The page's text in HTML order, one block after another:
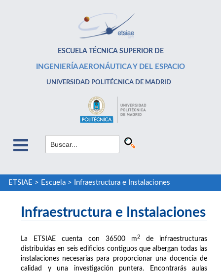
ESCUELA TÉCNICA SUPERIOR DE
INGENIERÍA AERONÁUTICA Y DEL ESPACIO
UNIVERSIDAD POLITÉCNICA DE MADRID
ETSIAE > Escuela> Infraestructura e Instalaciones
Infraestructura e Instalaciones
La ETSIAE cuenta con 36500 m2
de infraestructuras
distribuidas en seis edificios contiguos que albergan todas las
instalaciones necesarias para proporcionar una docencia de
calidad y una investigación puntera. Encontrarás aulas